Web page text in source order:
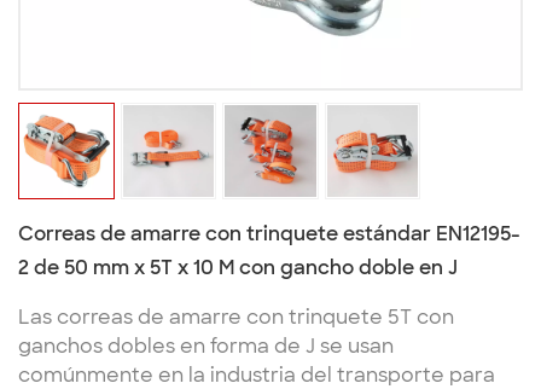
Correas de amarre con trinquete estándar EN12195-
2 de 50 mm x 5T x 10 M con gancho doble en J
Las correas de amarre con trinquete 5T con
ganchos dobles en forma de J se usan
comúnmente en la industria del transporte para